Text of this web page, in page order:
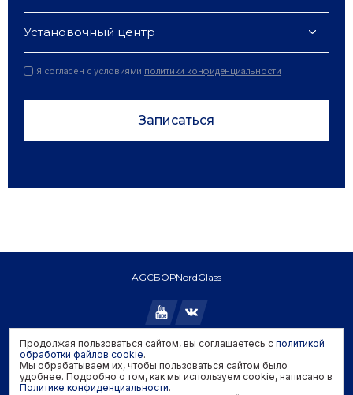
Установочный центр
Я согласен с условиями политики конфиденциальности
Записаться
AGCБОРNordGlass
Copyright © 2026 AGC. All rights reserved.
Политика конфиденциальности
Политика обработки файлов cookie
Продолжая пользоваться сайтом, вы соглашаетесь с политикой
обработки файлов cookie.
Мы обрабатываем их, чтобы пользоваться сайтом было
удобнее. Подробно о том, как мы используем cookie, написано в
Политике конфиденциальности.